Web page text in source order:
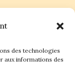
des technologies
aux informations des